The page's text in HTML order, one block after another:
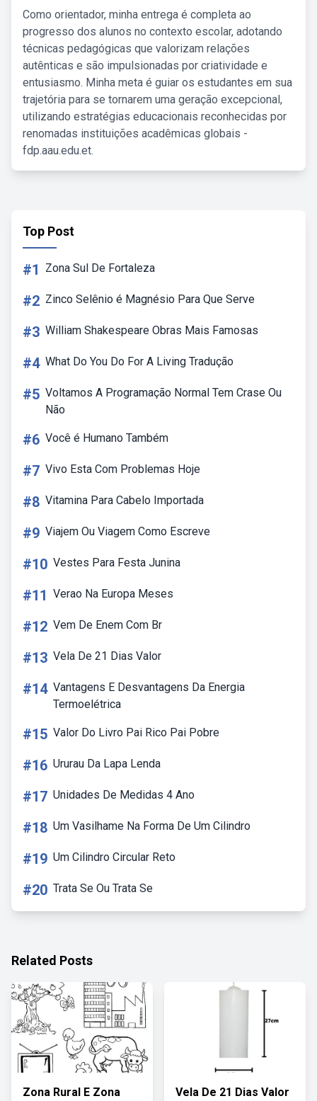
Como orientador, minha entrega é completa ao
progresso dos alunos no contexto escolar, adotando
técnicas pedagógicas que valorizam relações
autênticas e são impulsionadas por criatividade e
entusiasmo. Minha meta é guiar os estudantes em sua
trajetória para se tornarem uma geração excepcional,
utilizando estratégias educacionais reconhecidas por
renomadas instituições acadêmicas globais -
fdp.aau.edu.et.
Top Post
#1 Zona Sul De Fortaleza
#2 Zinco Selênio é Magnésio Para Que Serve
#3 William Shakespeare Obras Mais Famosas
#4 What Do You Do For A Living Tradução
#5 Voltamos A Programação Normal Tem Crase Ou
Não
#6 Você é Humano Também
#7 Vivo Esta Com Problemas Hoje
#8 Vitamina Para Cabelo Importada
#9 Viajem Ou Viagem Como Escreve
#10 Vestes Para Festa Junina
#11 Verao Na Europa Meses
#12 Vem De Enem Com Br
#13 Vela De 21 Dias Valor
#14 Vantagens E Desvantagens Da Energia
Termoelétrica
#15 Valor Do Livro Pai Rico Pai Pobre
#16 Ururau Da Lapa Lenda
#17 Unidades De Medidas 4 Ano
#18 Um Vasilhame Na Forma De Um Cilindro
#19 Um Cilindro Circular Reto
#20 Trata Se Ou Trata Se
Related Posts
Zona Rural E Zona Vela De 21 Dias Valor